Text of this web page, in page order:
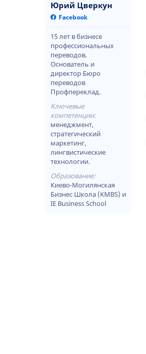
Юрий Цверкун
Facebook
15 лет в бизнесе
профессиональных
переводов.
Основатель и
директор Бюро
переводов
Профпереклад.
Ключевые
компетенции:
менеджмент,
стратегический
маркетинг,
лингвистические
технологии.
Образование:
Киево-Могилянская
Бизнес Школа (KMBS) и
IE Business School